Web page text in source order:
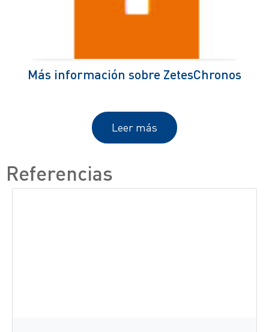
Más información sobre ZetesChronos
Leer más
Referencias